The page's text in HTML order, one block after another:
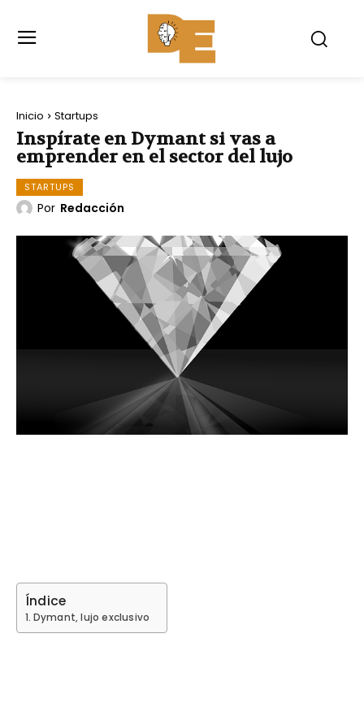
Inicio Startups
Inspírate en Dymant si vas a
emprender en el sector del lujo
STARTUPS
Por Redacción
Índice
Dymant, lujo exclusivo